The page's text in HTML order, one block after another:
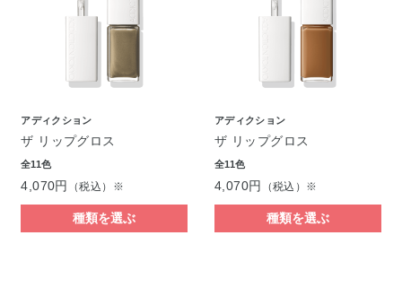
アディクション
ザ リップグロス
全11色
4,070円 （税込）※
種類を選ぶ
アディクション
ザ リップグロス
全11色
4,070円 （税込）※
種類を選ぶ